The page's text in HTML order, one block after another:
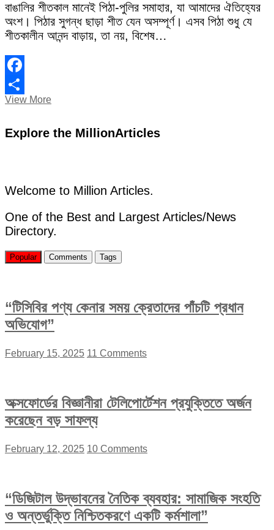
বাঙালির শীতকাল মানেই পিঠা-পুলির সমাহার, যা আমাদের ঐতিহ্যের
অংশ। পিঠার সুগন্ধ ছাড়া শীত যেন অসম্পূর্ণ। এসব পিঠা শুধু যে
শীতকালীন আনন্দ বাড়ায়, তা নয়, বিশেষ…
Facebook
Share
View Moreশীতের
Explore the MillionArticles
Welcome to Million Articles.
One of the Best and Largest Articles/News
Directory.
Popular Comments Tags
“টিসিবির পণ্য কেনার সময় ক্রেতাদের পাঁচটি প্রধান
অভিযোগ”
February 15, 2025 11 Comments
অক্সফোর্ডের বিজ্ঞানীরা টেলিপোর্টেশন প্রযুক্তিতে অর্জন
করেছেন বড় সাফল্য
February 12, 2025 10 Comments
“ডিজিটাল উদ্ভাবনের নৈতিক ব্যবহার: সামাজিক সংহতি
ও অন্তর্ভুক্তি নিশ্চিতকরণে একটি কর্মশালা”